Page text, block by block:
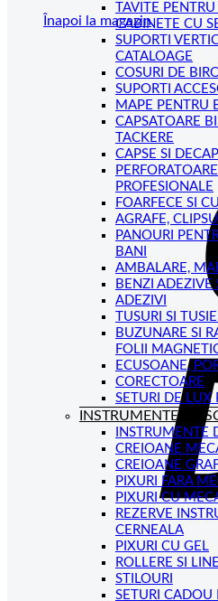
Înapoi la magazin
TAVITE
CABINETE CU
SUPORTI
CATALOAGE
COSURI DE
SUPORTI
MAPE PENTRU
CAPSATOARE
TACKERE
CAPSE SI
PROFESIONALE
FOARFECE SI
AGRAFE,
PANOURI
BANI
AMBALARE,
BENZI ADEZIVE
ADEZIVI
TUSURI SI
BUZUNARE SI
FOLII
ECUSOANE,
CORECTOARE
SETURI DE LUX
INSTRUMENTE DE
INSTRUMENTE
CREIOANE
CREIOANE
PIXURI FARA
PIXURI CU
REZERVE
CERNEALA
PIXURI CU GEL
ROLLERE SI
STILOURI
SETURI CADOU